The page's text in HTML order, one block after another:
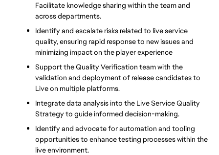
Facilitate knowledge sharing within the team and
across departments.
Identify and escalate risks related to live service
quality, ensuring rapid response to new issues and
minimizing impact on the player experience
Support the Quality Verification team with the
validation and deployment of release candidates to
Live on multiple platforms.
Integrate data analysis into the Live Service Quality
Strategy to guide informed decision-making.
Identify and advocate for automation and tooling
opportunities to enhance testing processes within the
live environment.